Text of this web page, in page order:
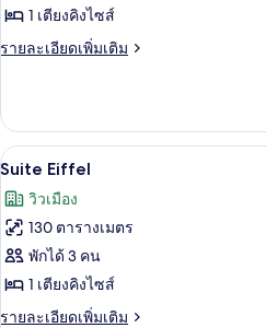
Suite
Eiffel
Signature
1 เตียงคิงไซส์
รายละเอียดเพิ่มเติม
ราย
เกี่ยว
กับ
Suite
Signature
เปิด
ภาพถ่าย
ทั้งหมด
ของ
Suite
Eiffel
5
Suite Eiffel
วิวเมือง
130 ตารางเมตร
พักได้ 3 คน
1 เตียงคิงไซส์
รายละเอียดเพิ่มเติม
ราย